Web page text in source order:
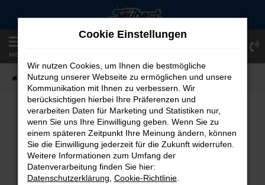
Zum
springen
MENÜ
Startseite Fahrzeugangebote Fahrzeug-Showroom
FAHRZEUG-SHOWROOM
FEHLER: NETWORK ERROR
Cookie Einstellungen
Wir nutzen Cookies, um Ihnen die bestmögliche
Nutzung unserer Webseite zu ermöglichen und unsere
Kommunikation mit Ihnen zu verbessern. Wir
berücksichtigen hierbei Ihre Präferenzen und
verarbeiten Daten für Marketing und Statistiken nur,
wenn Sie uns Ihre Einwilligung geben. Wenn Sie zu
einem späteren Zeitpunkt Ihre Meinung ändern, können
Sie die Einwilligung jederzeit für die Zukunft widerrufen.
Weitere Informationen zum Umfang der
Datenverarbeitung finden Sie hier:
Datenschutzerklärung Cookie-Richtlinie